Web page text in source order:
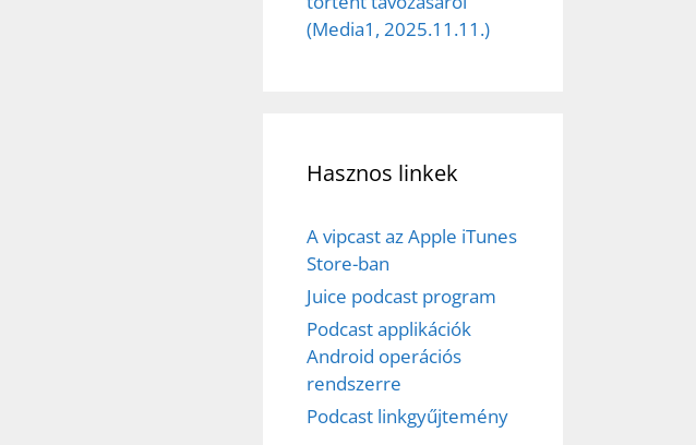
(Media1, 2025.11.11.)
Hasznos linkek
A vipcast az Apple iTunes
Store-ban
Juice podcast program
Podcast applikációk
Android operációs
rendszerre
Podcast linkgyűjtemény